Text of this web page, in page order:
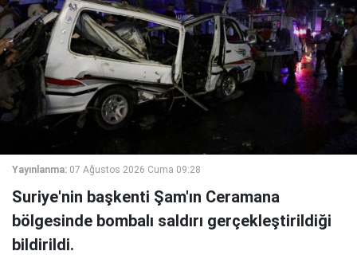
Yayınlanma: 07 Ağustos 2026 Cuma 09:28
Suriye'nin başkenti Şam'ın Ceramana
bölgesinde bombalı saldırı gerçekleştirildiği
bildirildi.